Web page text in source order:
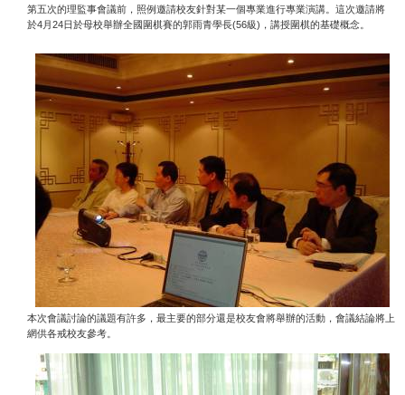
第五次的理監事會議前，照例邀請校友針對某一個專業進行專業演講。這次邀請將
於4月 24日於母校舉辦全國圍棋賽的郭雨青學長(56級) ，講授圍棋的基礎概念。
本次會議討論的議題有許多，最主要的部分還是校友會將舉辦的活動，會議結論將上
網供各戒校友參考。